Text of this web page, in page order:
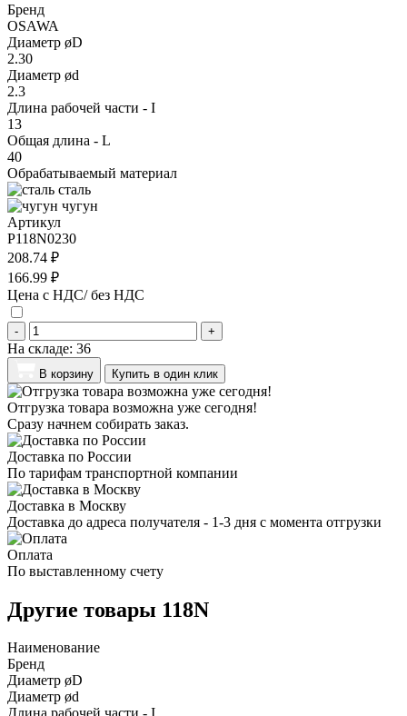
Бренд
OSAWA
Диаметр øD
2.30
Диаметр ød
2.3
Длина рабочей части - I
13
Общая длина - L
40
Обрабатываемый материал
сталь
чугун
Артикул
P118N0230
208.74 ₽
166.99 ₽
Цена с НДС/ без НДС
- +
На складе: 36
В корзину Купить в один клик
Отгрузка товара возможна уже сегодня!
Сразу начнем собирать заказ.
Доставка по России
По тарифам транспортной компании
Доставка в Москву
Доставка до адреса получателя - 1-3 дня с момента отгрузки
Оплата
По выставленному счету
Другие товары 118N
Наименование
Бренд
Диаметр øD
Диаметр ød